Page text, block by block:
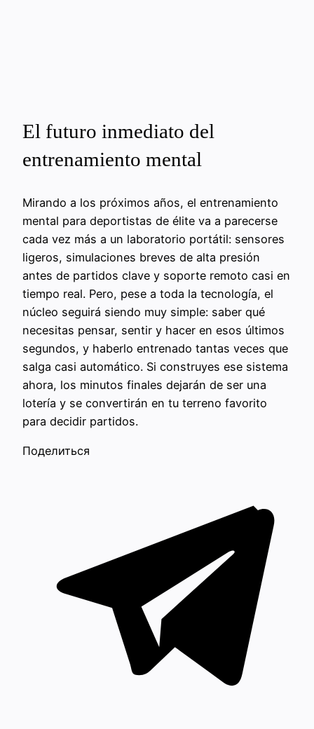
El futuro inmediato del
entrenamiento mental
Mirando a los próximos años, el entrenamiento
mental para deportistas de élite va a parecerse
cada vez más a un laboratorio portátil: sensores
ligeros, simulaciones breves de alta presión
antes de partidos clave y soporte remoto casi en
tiempo real. Pero, pese a toda la tecnología, el
núcleo seguirá siendo muy simple: saber qué
necesitas pensar, sentir y hacer en esos últimos
segundos, y haberlo entrenado tantas veces que
salga casi automático. Si construyes ese sistema
ahora, los minutos finales dejarán de ser una
lotería y se convertirán en tu terreno favorito
para decidir partidos.
Поделиться